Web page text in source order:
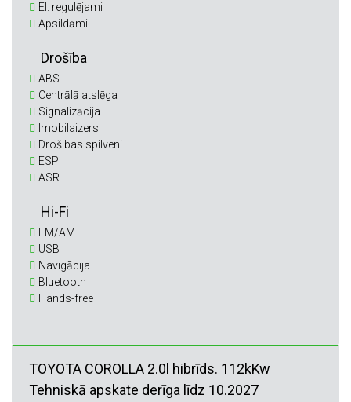
El. regulējami
Apsildāmi
Drošība
ABS
Centrālā atslēga
Signalizācija
Imobilaizers
Drošības spilveni
ESP
ASR
Hi-Fi
FM/AM
USB
Navigācija
Bluetooth
Hands-free
TOYOTA COROLLA 2.0l hibrīds. 112kKw
Tehniskā apskate derīga līdz 10.2027